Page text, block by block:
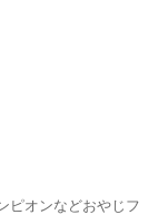
ピオンなどおやじフ